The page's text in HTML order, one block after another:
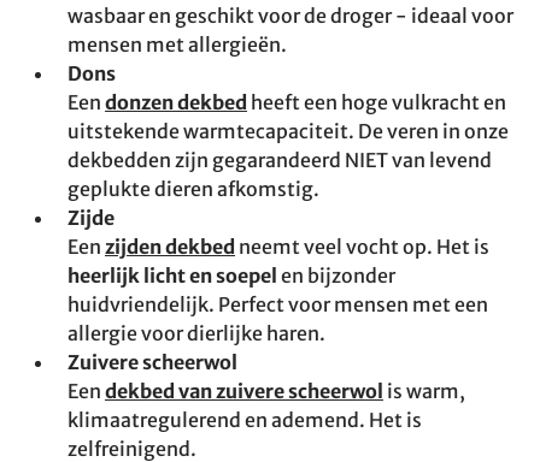
wasbaar en geschikt voor de droger - ideaal voor
mensen met allergieën.
Dons
Een donzen dekbed heeft een hoge vulkracht en
uitstekende warmtecapaciteit. De veren in onze
dekbedden zijn gegarandeerd NIET van levend
geplukte dieren afkomstig.
Zijde
Een zijden dekbed neemt veel vocht op. Het is
heerlijk licht en soepel en bijzonder
huidvriendelijk. Perfect voor mensen met een
allergie voor dierlijke haren.
Zuivere scheerwol
Een dekbed van zuivere scheerwol is warm,
klimaatregulerend en ademend. Het is
zelfreinigend.